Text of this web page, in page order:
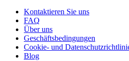
Kontaktieren Sie uns
FAQ
Über uns
Geschäftsbedingungen
Cookie- und
Blog